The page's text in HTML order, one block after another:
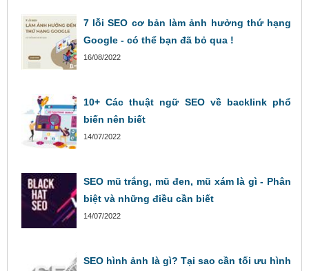
7 lỗi SEO cơ bản làm ảnh hưởng thứ hạng
Google - có thể bạn đã bỏ qua !
16/08/2022
10+ Các thuật ngữ SEO về backlink phổ
biến nên biết
14/07/2022
SEO mũ trắng, mũ đen, mũ xám là gì - Phân
biệt và những điều cần biết
14/07/2022
SEO hình ảnh là gì? Tại sao cần tối ưu hình